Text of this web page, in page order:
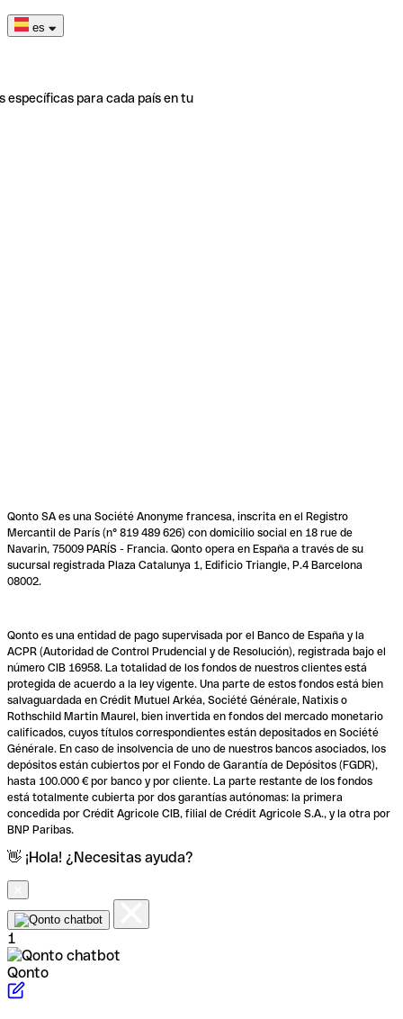
es
específicas para cada país en tu
Qonto SA es una Société Anonyme francesa, inscrita en el Registro
Mercantil de París (n° 819 489 626) con domicilio social en 18 rue de
Navarin, 75009 PARÍS - Francia. Qonto opera en España a través de su
sucursal registrada Plaza Catalunya 1, Edificio Triangle, P.4 Barcelona
08002.
Qonto es una entidad de pago supervisada por el Banco de España y la
ACPR (Autoridad de Control Prudencial y de Resolución), registrada bajo el
número CIB 16958. La totalidad de los fondos de nuestros clientes está
protegida de acuerdo a la ley vigente. Una parte de estos fondos está bien
salvaguardada en Crédit Mutuel Arkéa, Société Générale, Natixis o
Rothschild Martin Maurel, bien invertida en fondos del mercado monetario
calificados, cuyos títulos correspondientes están depositados en Société
Générale. En caso de insolvencia de uno de nuestros bancos asociados, los
depósitos están cubiertos por el Fondo de Garantía de Depósitos (FGDR),
hasta 100.000 € por banco y por cliente. La parte restante de los fondos
está totalmente cubierta por dos garantías autónomas: la primera
concedida por Crédit Agricole CIB, filial de Crédit Agricole S.A., y la otra por
BNP Paribas.
👋 ¡Hola! ¿Necesitas ayuda?
1
Qonto